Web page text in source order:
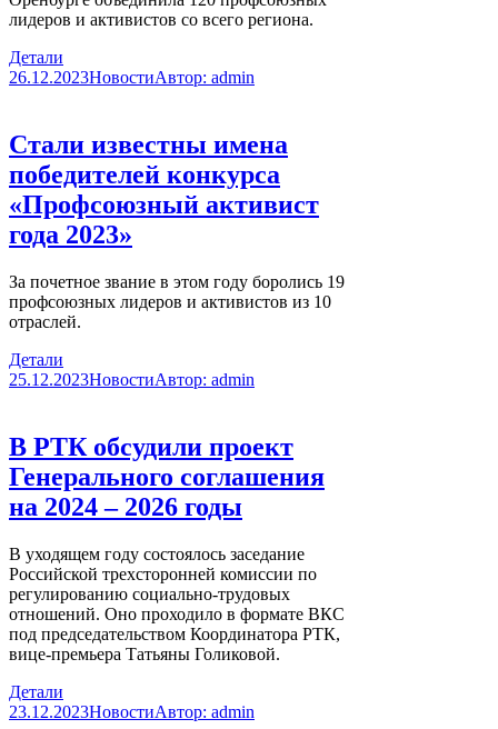
лидеров и активистов со всего региона.
Детали
26.12.2023НовостиАвтор: admin
Стали известны имена
победителей конкурса
«Профсоюзный активист
года 2023»
За почетное звание в этом году боролись 19
профсоюзных лидеров и активистов из 10
отраслей.
Детали
25.12.2023НовостиАвтор: admin
В РТК обсудили проект
Генерального соглашения
на 2024 – 2026 годы
В уходящем году состоялось заседание
Российской трехсторонней комиссии по
регулированию социально-трудовых
отношений. Оно проходило в формате ВКС
под председательством Координатора РТК,
вице-премьера Татьяны Голиковой.
Детали
23.12.2023НовостиАвтор: admin